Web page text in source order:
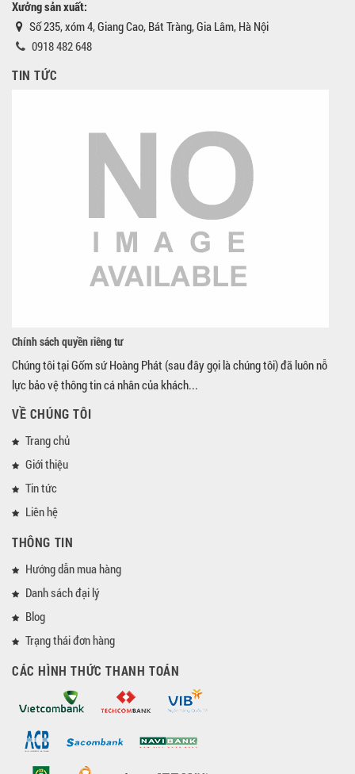
Xưởng sản xuất:
Số 235, xóm 4, Giang Cao, Bát Tràng, Gia Lâm, Hà Nội
0918 482 648
TIN TỨC
Chính sách quyền riêng tư
Chúng tôi tại Gốm sứ Hoàng Phát (sau đây gọi là chúng tôi) đã luôn nỗ
lực bảo vệ thông tin cá nhân của khách...
VỀ CHÚNG TÔI
Trang chủ
Giới thiệu
Tin tức
Liên hệ
THÔNG TIN
Hướng dẫn mua hàng
Danh sách đại lý
Blog
Trạng thái đơn hàng
CÁC HÌNH THỨC THANH TOÁN